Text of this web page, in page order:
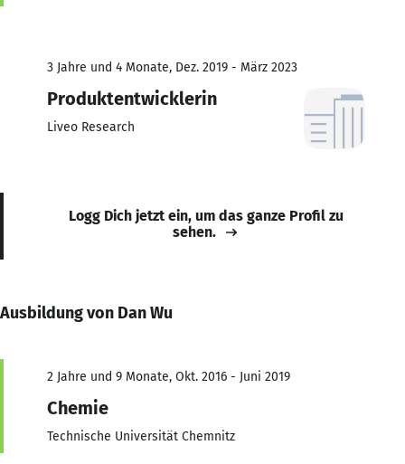
3 Jahre und 4 Monate, Dez. 2019 - März 2023
Produktentwicklerin
Liveo Research
Logg Dich jetzt ein, um das ganze Profil zu
sehen.
Ausbildung von Dan Wu
2 Jahre und 9 Monate, Okt. 2016 - Juni 2019
Chemie
Technische Universität Chemnitz